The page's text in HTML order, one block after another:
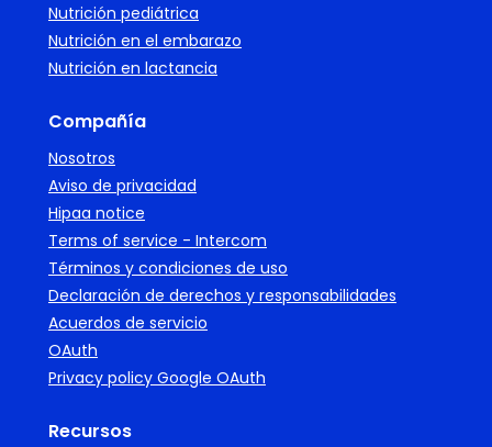
Nutrición pediátrica
Nutrición en el embarazo
Nutrición en lactancia
Compañía
Nosotros
Aviso de privacidad
Hipaa notice
Terms of service - Intercom
Términos y condiciones de uso
Declaración de derechos y responsabilidades
Acuerdos de servicio
OAuth
Privacy policy Google OAuth
Recursos